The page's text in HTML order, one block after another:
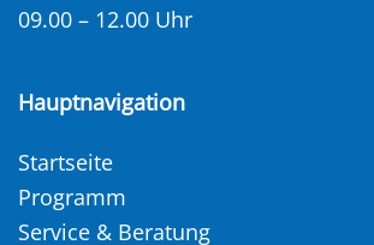
09.00 – 12.00 Uhr
Hauptnavigation
Startseite
Programm
Service & Beratung